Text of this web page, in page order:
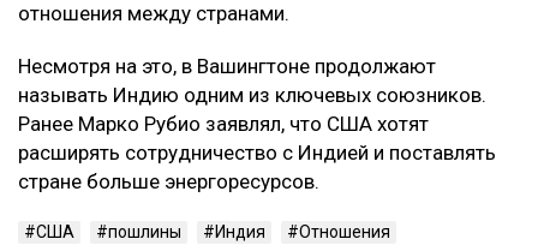
отношения между странами.
Несмотря на это, в Вашингтоне продолжают
называть Индию одним из ключевых союзников.
Ранее Марко Рубио заявлял, что США хотят
расширять сотрудничество с Индией и поставлять
стране больше энергоресурсов.
США пошлины Индия
Отношения